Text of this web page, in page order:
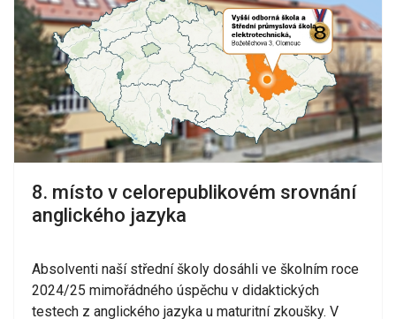
8. místo v celorepublikovém srovnání
anglického jazyka
Absolventi naší střední školy dosáhli ve školním roce
2024/25 mimořádného úspěchu v didaktických
testech z anglického jazyka u maturitní zkoušky. V